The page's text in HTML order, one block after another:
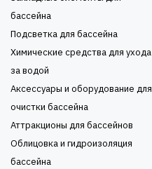
бассейна
Подсветка для бассейна
Химические средства для ухода
за водой
Аксессуары и оборудование для
очистки бассейна
Аттракционы для бассейнов
Облицовка и гидроизоляция
бассейна